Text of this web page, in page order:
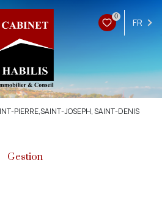
0
FR
PIERRE,SAINT-JOSEPH, SAINT-DENIS
Gestion